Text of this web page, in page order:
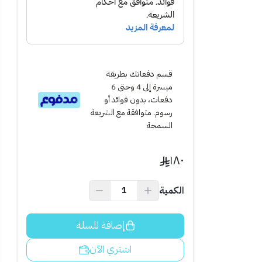
قسم دفعاتك بطريقة
ميسرة إلى 4 وحتى 6
دفعات، بدون فوائد أو
رسوم. متوافقة مع الشريعة
السمحة
١٨٠
الكمية
إضافة للسلة
اشتري الآن